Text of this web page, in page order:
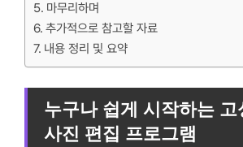
마무리하며
추가적으로 참고할 자료
내용 정리 및 요약
누구나 쉽게 시작하는
사진 편집 프로그램